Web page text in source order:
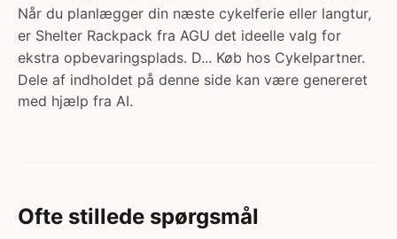
Når du planlægger din næste cykelferie eller langtur,
er Shelter Rackpack fra AGU det ideelle valg for
ekstra opbevaringsplads. D... Køb hos Cykelpartner.
Dele af indholdet på denne side kan være genereret
med hjælp fra AI.
Ofte stillede spørgsmål